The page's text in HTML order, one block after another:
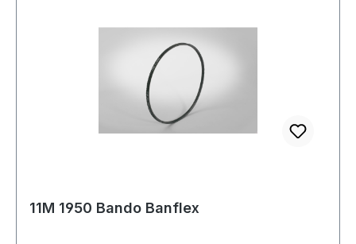
11M 1950 Bando Banflex